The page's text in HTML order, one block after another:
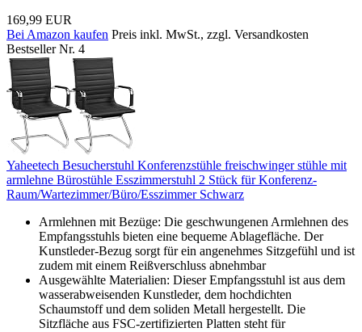
169,99 EUR
Bei Amazon kaufen Preis inkl. MwSt., zzgl. Versandkosten
Bestseller Nr. 4
Yaheetech Besucherstuhl Konferenzstühle freischwinger stühle mit
armlehne Bürostühle Esszimmerstuhl 2 Stück für Konferenz-
Raum/Wartezimmer/Büro/Esszimmer Schwarz
Armlehnen mit Bezüge: Die geschwungenen Armlehnen des
Empfangsstuhls bieten eine bequeme Ablagefläche. Der
Kunstleder-Bezug sorgt für ein angenehmes Sitzgefühl und ist
zudem mit einem Reißverschluss abnehmbar
Ausgewählte Materialien: Dieser Empfangsstuhl ist aus dem
wasserabweisenden Kunstleder, dem hochdichten
Schaumstoff und dem soliden Metall hergestellt. Die
Sitzfläche aus FSC-zertifizierten Platten steht für